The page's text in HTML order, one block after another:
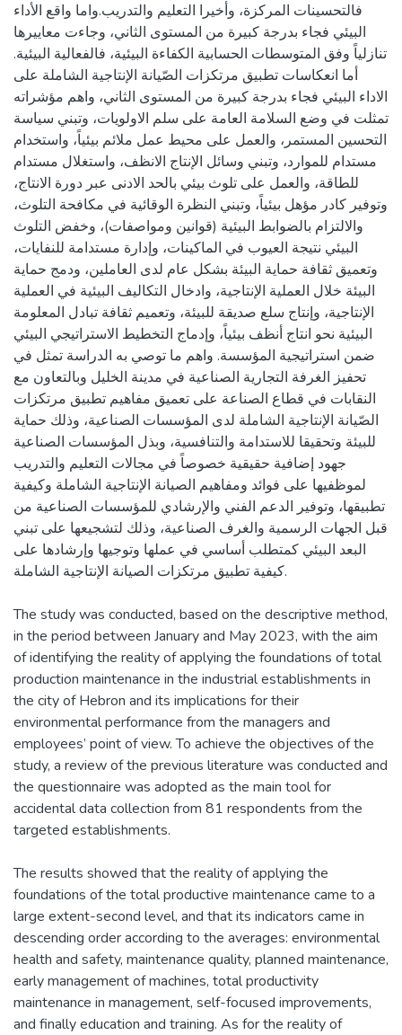
فالتحسينات المركزة، وأخيرا التعليم والتدريب.واما واقع الأداء
البيئي فجاء بدرجة كبيرة من المستوى الثاني، وجاءت معاييرها
تنازلياً وفق المتوسطات الحسابية الكفاءة البيئية، فالفعالية البيئية.
أما انعكاسات تطبيق مرتكزات الصّيانة الإنتاجية الشاملة على
الاداء البيئي فجاء بدرجة كبيرة من المستوى الثاني، واهم مؤشراته
تمثلت في وضع السلامة العامة على سلم الاولويات، وتبني سياسة
التحسين المستمر، والعمل على محيط عمل ملائم بيئياً، واستخدام
مستدام للموارد، وتبني وسائل الإنتاج الانظف، واستغلال مستدام
للطاقة، والعمل على تلوث بيئي بالحد الادنى عبر دورة الانتاج،
وتوفير كادر مؤهل بيئياً، وتبني النظرة الوقائية في مكافحة التلوث،
والالتزام بالضوابط البيئية (قوانين ومواصفات)، وخفض التلوث
البيئي نتيجة العيوب في الماكينات، وإدارة مستدامة للنفايات،
وتعميق ثقافة حماية البيئة بشكل عام لدى العاملين، ودمج حماية
البيئة خلال العملية الإنتاجية، وادخال التكاليف البيئية في العملية
الإنتاجية، وإنتاج سلع صديقة للبيئة، وتعميم ثقافة تبادل المعلومة
البيئية نحو انتاج أنظف بيئياً، وإدماج التخطيط الاستراتيجي البيئي
ضمن استراتيجية المؤسسة. واهم ما توصي به الدراسة تمثل في
تحفيز الغرفة التجارية الصناعية في مدينة الخليل وبالتعاون مع
النقابات في قطاع الصناعة على تعميق مفاهيم تطبيق مرتكزات
الصّيانة الإنتاجية الشاملة لدى المؤسسات الصناعية، وذلك حماية
للبيئة وتحقيقا للاستدامة والتنافسية، وبذل المؤسسات الصناعية
جهود إضافية حقيقية خصوصاً في مجالات التعليم والتدريب
لموظفيها على فوائد ومفاهيم الصيانة الإنتاجية الشاملة وكيفية
تطبيقها، وتوفير الدعم الفني والإرشادي للمؤسسات الصناعية من
قبل الجهات الرسمية والغرف الصناعية، وذلك لتشجيعها على تبني
البعد البيئي كمتطلب أساسي في عملها وتوجيها وإرشادها على
The study was conducted, based on the descriptive method,
in the period between January and May 2023, with the aim
of identifying the reality of applying the foundations of total
production maintenance in the industrial establishments in
the city of Hebron and its implications for their
environmental performance from the managers and
employees’ point of view. To achieve the objectives of the
study, a review of the previous literature was conducted and
the questionnaire was adopted as the main tool for
accidental data collection from 81 respondents from the
targeted establishments.
The results showed that the reality of applying the
foundations of the total productive maintenance came to a
large extent-second level, and that its indicators came in
descending order according to the averages: environmental
health and safety, maintenance quality, planned maintenance,
early management of machines, total productivity
maintenance in management, self-focused improvements,
and finally education and training. As for the reality of